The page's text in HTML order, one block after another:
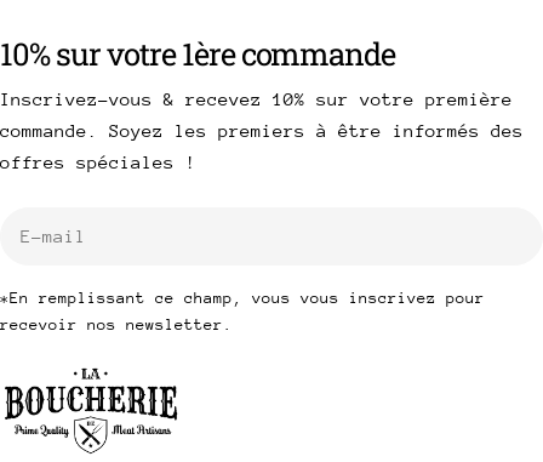
10% sur votre 1ère commande
Inscrivez-vous & recevez 10% sur votre première
commande. Soyez les premiers à être informés des
offres spéciales !
*En remplissant ce champ, vous vous inscrivez pour
recevoir nos newsletter.